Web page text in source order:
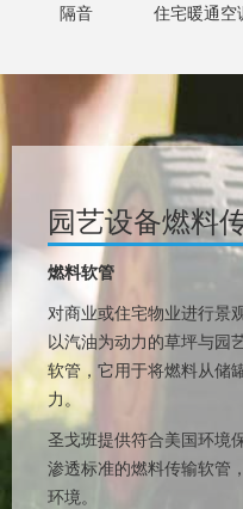
隔音
住宅暖通空
园艺设备燃料
燃料软管
对商业或住宅物业进行景
以汽油为动力的草坪与园
软管，它用于将燃料从储
力。
圣戈班提供符合美国环境
渗透标准的燃料传输软管
环境。